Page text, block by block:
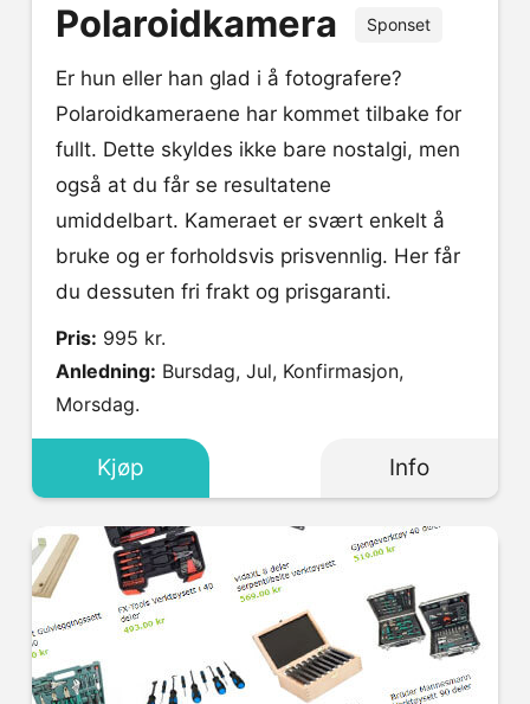
Polaroidkamera Sponset
Er hun eller han glad i å fotografere?
Polaroidkameraene har kommet tilbake for
fullt. Dette skyldes ikke bare nostalgi, men
også at du får se resultatene
umiddelbart. Kameraet er svært enkelt å
bruke og er forholdsvis prisvennlig. Her får
du dessuten fri frakt og prisgaranti.
Pris: 995 kr.
Anledning: Bursdag, Jul, Konfirmasjon,
Morsdag.
Info
Kjøp